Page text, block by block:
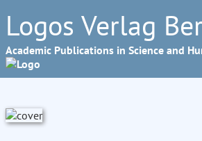
Logos Verlag
Academic Publications in Science and